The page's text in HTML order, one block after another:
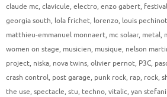
claude mc, clavicule, electro, enzo gabert, festival
georgia south, lola frichet, lorenzo, louis pechinot
matthieu-emmanuel monnaert, mc solaar, metal,
women on stage, musicien, musique, nelson
project, niska, nova twins, olivier pernot, P3C,
crash control, post garage, punk rock, rap, rock,
the use, spectacle, stu, techno, vitalic, yan stefani